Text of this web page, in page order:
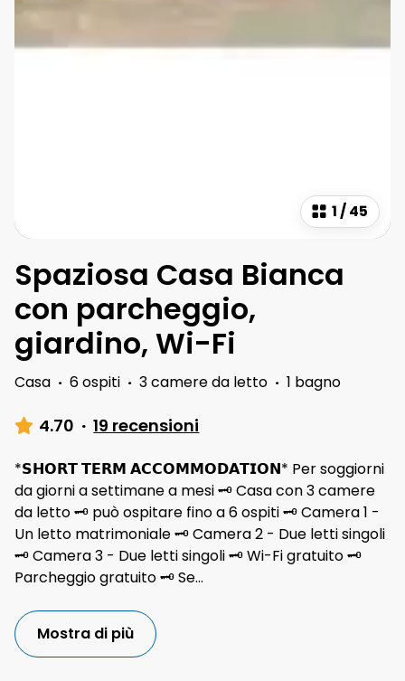
1 /45
Spaziosa Casa Bianca
con parcheggio,
giardino, Wi-Fi
Casa · 6 ospiti · 3 camere da letto · 1 bagno
4.70 · 19 recensioni
*𝗦𝗛𝗢𝗥𝗧 𝗧𝗘𝗥𝗠 𝗔𝗖𝗖𝗢𝗠𝗠𝗢𝗗𝗔𝗧𝗜𝗢𝗡* Per soggiorni
da giorni a settimane a mesi 🗝 Casa con 3 camere
da letto 🗝 può ospitare fino a 6 ospiti 🗝 Camera 1 -
Un letto matrimoniale 🗝 Camera 2 - Due letti singoli
🗝 Camera 3 - Due letti singoli 🗝 Wi-Fi gratuito 🗝
Parcheggio gratuito 🗝 Se...
Mostra di più